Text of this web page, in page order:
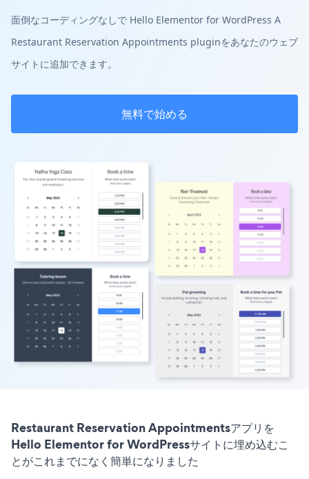
面倒なコーディングなしで Hello Elementor for WordPress A
Restaurant Reservation Appointments pluginをあなたのウェブ
サイトに追加できます。
無料で始める
Restaurant Reservation Appointmentsアプリを
Hello Elementor for WordPressサイトに埋め込むこ
とがこれまでになく簡単になりました